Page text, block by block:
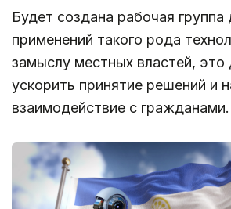
Будет создана рабочая группа
применений такого рода
замыслу местных властей,
ускорить принятие решений и
взаимодействие с гражданами.